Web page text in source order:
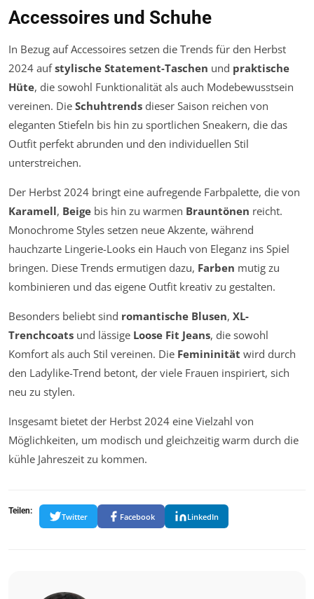
Accessoires und Schuhe
In Bezug auf Accessoires setzen die Trends für den Herbst
2024 aufstylische Statement-Taschen und praktische
Hüte, die sowohl Funktionalität als auch Modebewusstsein
vereinen. Die Schuhtrends dieser Saison reichen von
eleganten Stiefeln bis hin zu sportlichen Sneakern, die das
Outfit perfekt abrunden und den individuellen Stil
unterstreichen.
Der Herbst 2024 bringt eine aufregende Farbpalette, die von
Karamell, Beige bis hin zu warmen Brauntönen reicht.
Monochrome Styles setzen neue Akzente, während
hauchzarte Lingerie-Looks ein Hauch von Eleganz ins Spiel
bringen. Diese Trends ermutigen dazu, Farben mutig zu
kombinieren und das eigene Outfit kreativ zu gestalten.
Besonders beliebt sind romantische Blusen, XL-
Trenchcoats und lässige Loose Fit Jeans, die sowohl
Komfort als auch Stil vereinen. Die Femininität wird durch
den Ladylike-Trend betont, der viele Frauen inspiriert, sich
neu zu stylen.
Insgesamt bietet der Herbst 2024 eine Vielzahl von
Möglichkeiten, um modisch und gleichzeitig warm durch die
kühle Jahreszeit zu kommen.
Teilen:
Twitter Facebook LinkedIn